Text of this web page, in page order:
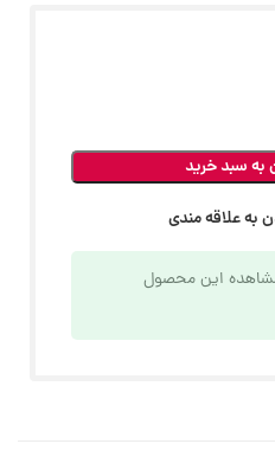
به سبد خرید
به علاقه مندی
این محصول